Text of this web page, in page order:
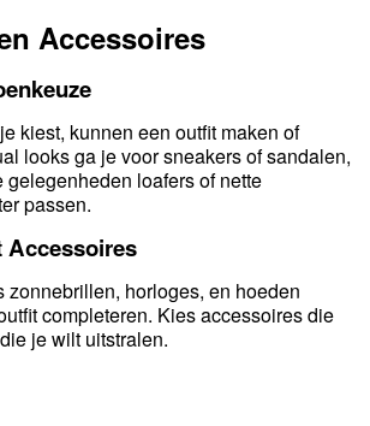
Accessoires
kiest, kunnen een outfit maken of
looks ga je voor sneakers of sandalen,
gelegenheden loafers of nette
passen.
zonnebrillen, horloges, en hoeden
completeren. Kies accessoires die
je wilt uitstralen.